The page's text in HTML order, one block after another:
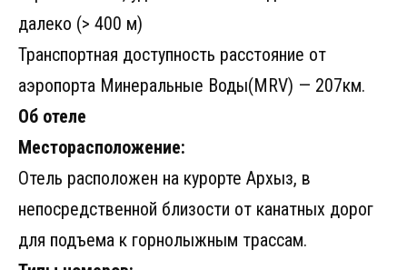
далеко (> 400 м)
Транспортная доступность расстояние от
аэропорта Минеральные Воды(MRV) — 207км.
Об отеле
Месторасположение:
Отель расположен на курорте Архыз, в
непосредственной близости от канатных дорог
для подъема к горнолыжным трассам.